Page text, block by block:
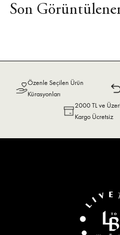
Son
Özenle Seçilen Ürün
Kürasyonları
2000 TL ve
Kargo Ücretsiz